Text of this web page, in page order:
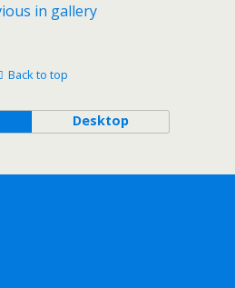
in gallery
Back to top
Desktop